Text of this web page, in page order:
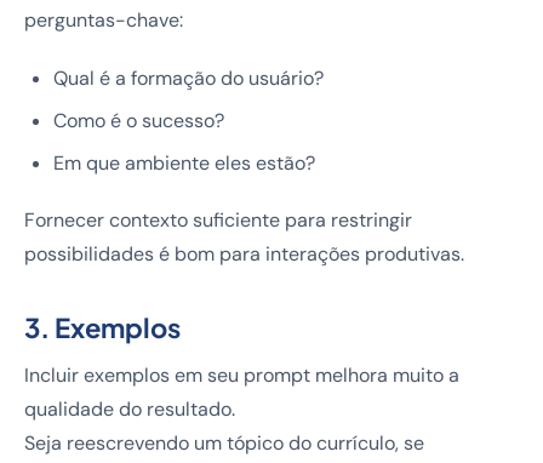
perguntas-chave:
Qual é a formação do usuário?
Como é o sucesso?
Em que ambiente eles estão?
Fornecer contexto suficiente para restringir
possibilidades é bom para interações produtivas.
3. Exemplos
Incluir exemplos em seu prompt melhora muito a
qualidade do resultado.
Seja reescrevendo um tópico do currículo, se